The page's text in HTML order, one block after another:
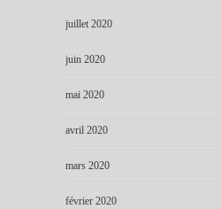
juillet 2020
juin 2020
mai 2020
avril 2020
mars 2020
février 2020